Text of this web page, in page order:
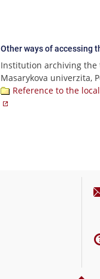
Other ways of accessing
Institution archiving the
Masarykova univerzita,
Reference to the